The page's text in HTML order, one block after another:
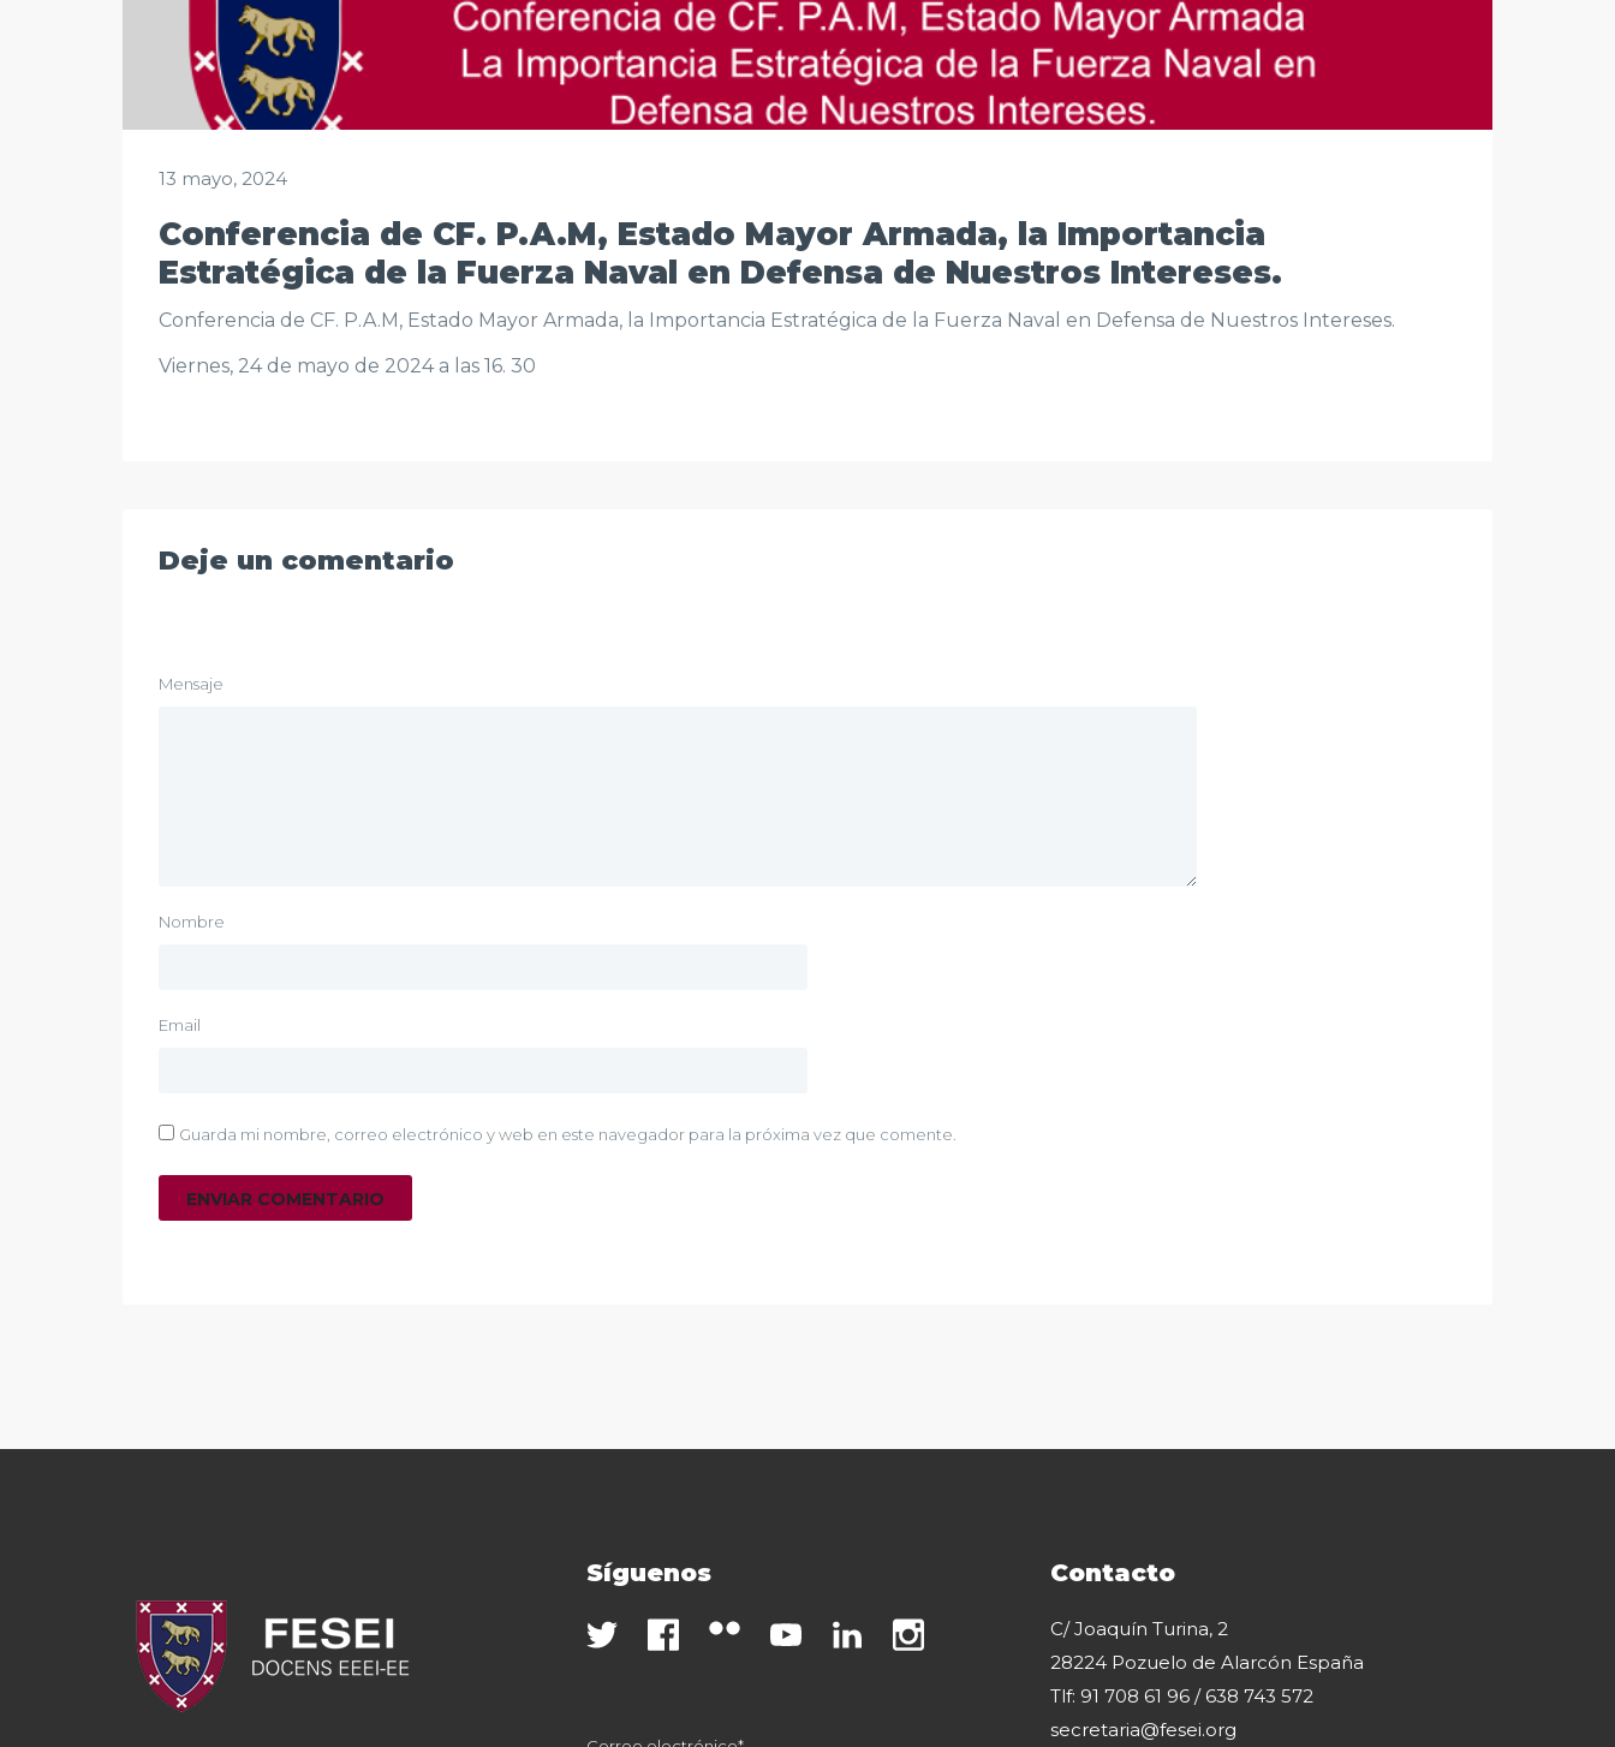
13 mayo, 2024
Conferencia de CF. P.A.M, Estado Mayor Armada, la Importancia
Estratégica de la Fuerza Naval en Defensa de Nuestros Intereses.
Conferencia de CF. P.A.M, Estado Mayor Armada, la Importancia Estratégica de la Fuerza Naval en Defensa de Nuestros Intereses.
Viernes, 24 de mayo de 2024 a las 16. 30
Deje un comentario
Mensaje
Nombre
Email
Guarda mi nombre, correo electrónico y web en este navegador para la próxima vez que comente.
Síguenos Contacto
C/ Joaquín Turina, 2
28224 Pozuelo de Alarcón España
Tlf: 91 708 61 96 / 638 743 572
secretaria@fesei.org